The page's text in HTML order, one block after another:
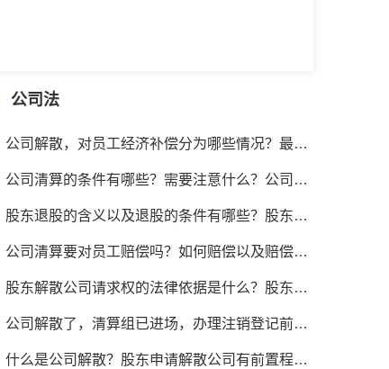
公司法
公司解散，对员工经济补偿分为哪些情况？最新解散员工赔偿标准是什么？
公司清算的条件有哪些？需要注意什么？公司清算后如有债务该如何处理？
股东退股的含义以及退股的条件有哪些？股东退股的分类知多少？
公司清算要对员工赔偿吗？如何赔偿以及赔偿的标准是什么？
股东解散公司请求权的法律依据是什么？股东申请解散公司怎么起诉？
公司解散了，清算组已进场，办理注销登记前有具体的清算流程是什么？
什么是公司解散？股东申请解散公司有前置程序吗？条件有哪些？